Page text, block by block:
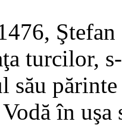
turcilor,
său
în